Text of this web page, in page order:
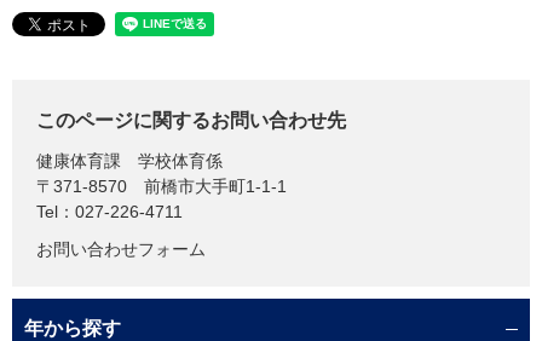
このページに関するお問い合わせ先
健康体育課
学校体育係
〒371-8570
前橋市大手町1-1-1
Tel：027-226-4711
お問い合わせフォーム
年から探す